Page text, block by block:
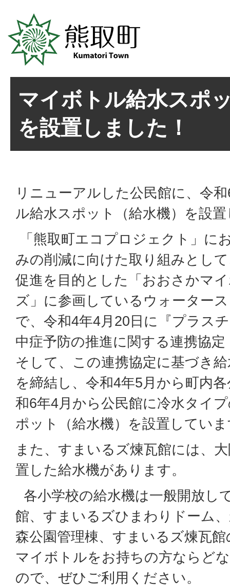
マイボトル給水スポ
を設置しました！
リニューアルした公民館に、令
ル給水スポット（給水機）を設
「熊取町エコプロジェクト」に
みの削減に向けた取り組みとし
促進を目的とした「おおさかマ
ズ」に参画しているウォーター
で、令和4年4月20日に『プラス
中症予防の推進に関する連携協
そして、この連携協定に基づき
を締結し、令和4年5月から町内
和6年4月から公民館に冷水タイ
ポット（給水機）を設置してい
また、すまいるズ煉瓦館には、
置した給水機があります。
各小学校の給水機は一般開放し
館、すまいるズひまわりドーム
森公園管理棟、すまいるズ煉瓦
マイボトルをお持ちの方ならど
ので、ぜひご利用ください。